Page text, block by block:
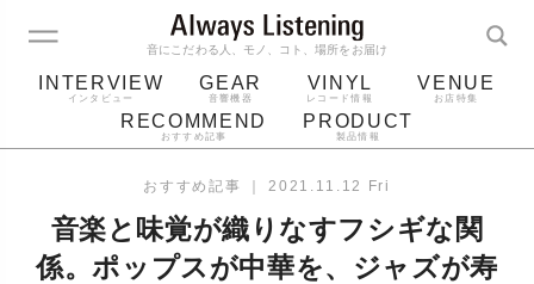
音にこだわる人、モノ、コト、場所をお届け
INTERVIEW
インタビュー
GEAR
音響機器
VINYL
レコード情報
VENUE
お店特集
RECOMMEND
おすすめ記事
PRODUCT
製品情報
ジャケット bluetooth アルバム
レコード針
おすすめ記事 ｜ 2021.11.12 Fri
音楽と味覚が織りなすフシギな関
係。ポップスが中華を、ジャズが寿